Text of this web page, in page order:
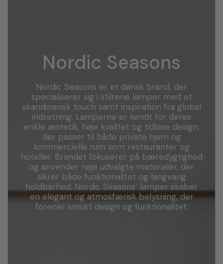
Nordic Seasons
Nordic Seasons er et dansk brand, der
specialiserer sig i stilrene lamper med et
skandinavisk touch samt inspiration fra global
indretning. Lamperne er kendt for deres
enkle æstetik, høje kvalitet og tidløse design,
der passer til både private hjem og
kommercielle rum som restauranter og
hoteller. Brandet fokuserer på bæredygtighed
og anvender nøje udvalgte materialer, der
sikrer både funktionalitet og langvarig
holdbarhed. Nordic Seasons’ lamper skaber
en elegant og atmosfærisk belysning, der
forener smukt design og funktionalitet.